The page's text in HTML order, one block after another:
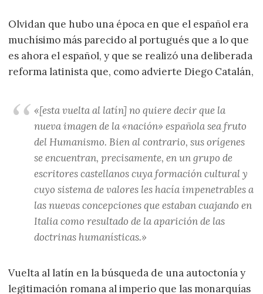
Olvidan que hubo una época en que el español era
muchísimo más parecido al portugués que a lo que
es ahora el español, y que se realizó una deliberada
reforma latinista que, como advierte Diego Catalán,
«[esta vuelta al latín] no quiere decir que la
nueva imagen de la «nación» española sea fruto
del Humanismo. Bien al contrario, sus orígenes
se encuentran, precisamente, en un grupo de
escritores castellanos cuya formación cultural y
cuyo sistema de valores les hacía impenetrables a
las nuevas concepciones que estaban cuajando en
Italia como resultado de la aparición de las
doctrinas humanísticas.»
Vuelta al latín en la búsqueda de una autoctonía y
legitimación romana al imperio que las monarquías